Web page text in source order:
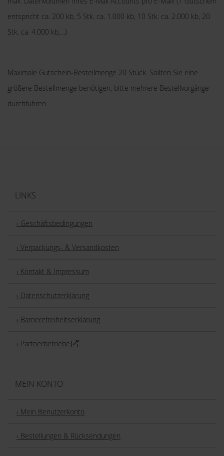
wir dabei mit Ihren Daten umgehen sollen.
Sollten Sie Fragen haben, dann ist unsere
entspricht ca. 200 kb, 5 Stk. ca. 1.000 kb, 10 Stk. ca. 2.000 kb, 20
Stk. ca. 4.000 kb,…)
Maximale Gutschein-Bestellmenge 20 Stück. Sollten Sie eine
größere Bestellmenge benötigen, bitte mehrere Bestellvorgänge
durchführen.
LINKS
› Geschäftsbedingungen
› Verpackungs- & Versandkosten
› Kontakt & Impressum
› Datenschutzerklärung
› Barrierefreiheitserklärung
› Partnerbetriebe
MEIN KONTO
› Mein Benutzerkonto
› Bestellungen & Rücksendungen